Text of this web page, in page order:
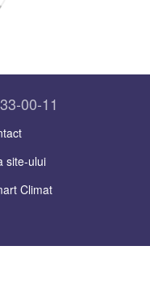
00-11
site-ului
Climat